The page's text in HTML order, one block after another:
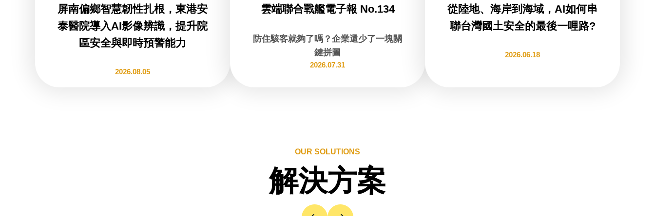
屏南偏鄉智慧韌性扎根，東港安
泰醫院導入AI影像辨識，提升院
區安全與即時預警能力
2026.08.05
雲端聯合戰艦電子報 No.134
防住駭客就夠了嗎？企業還少了一塊關
鍵拼圖
2026.07.31
從陸地、海岸到海域，AI如何串
聯台灣國土安全的最後一哩路?
2026.06.18
OUR SOLUTIONS
解決方案